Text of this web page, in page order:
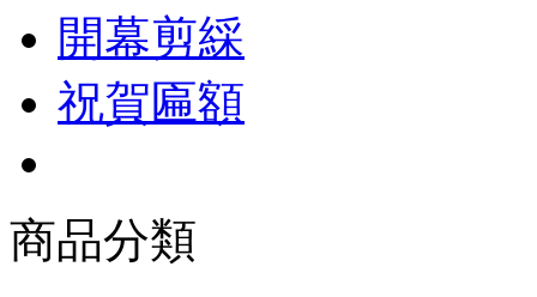
開幕剪綵
祝賀匾額
商品分類